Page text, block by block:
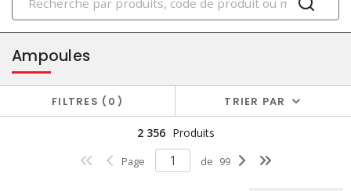
éclairage
Ampoules
FILTRES 0 TRIER PAR
2 356 Produits
Page de 99